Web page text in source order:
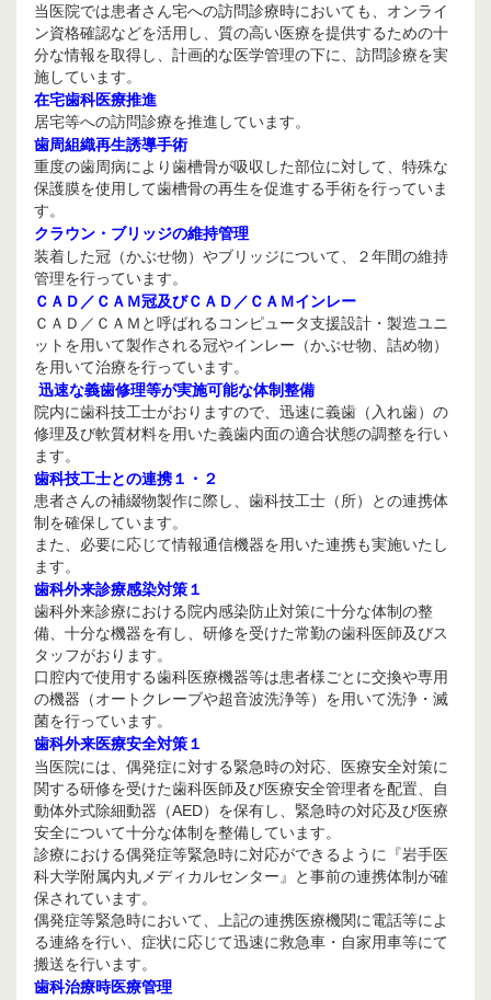
当医院では患者さん宅への訪問診療時においても、オンライ
ン資格確認などを活用し、質の高い医療を提供するための十
分な情報を取得し、計画的な医学管理の下に、訪問診療を実
施しています。
在宅歯科医療推進
居宅等への訪問診療を推進しています。
歯周組織再生誘導手術
重度の歯周病により歯槽骨が吸収した部位に対して、特殊な
保護膜を使用して歯槽骨の再生を促進する手術を行っていま
す。
クラウン・ブリッジの維持管理
装着した冠（かぶせ物）やブリッジについて、２年間の維持
管理を行っています。
ＣＡＤ／ＣＡＭ冠及びＣＡＤ／ＣＡＭインレー
ＣＡＤ／ＣＡＭと呼ばれるコンピュータ支援設計・製造ユニ
ットを用いて製作される冠やインレー（かぶせ物、詰め物）
を用いて治療を行っています。
迅速な義歯修理等が実施可能な体制整備
院内に歯科技工士がおりますので、迅速に義歯（入れ歯）の
修理及び軟質材料を用いた義歯内面の適合状態の調整を行い
ます。
歯科技工士との連携１・２
患者さんの補綴物製作に際し、歯科技工士（所）との連携体
制を確保しています。
また、必要に応じて情報通信機器を用いた連携も実施いたし
ます。
歯科外来診療感染対策１
歯科外来診療における院内感染防止対策に十分な体制の整
備、十分な機器を有し、研修を受けた常勤の歯科医師及びス
タッフがおります。
口腔内で使用する歯科医療機器等は患者様ごとに交換や専用
の機器（オートクレーブや超音波洗浄等）を用いて洗浄・滅
菌を行っています。
歯科外来医療安全対策１
当医院には、偶発症に対する緊急時の対応、医療安全対策に
関する研修を受けた歯科医師及び医療安全管理者を配置、自
動体外式除細動器（AED）を保有し、緊急時の対応及び医療
安全について十分な体制を整備しています。
診療における偶発症等緊急時に対応ができるように『岩手医
科大学附属内丸メディカルセンター』と事前の連携体制が確
保されています。
偶発症等緊急時において、上記の連携医療機関に電話等によ
る連絡を行い、症状に応じて迅速に救急車・自家用車等にて
搬送を行います。
歯科治療時医療管理